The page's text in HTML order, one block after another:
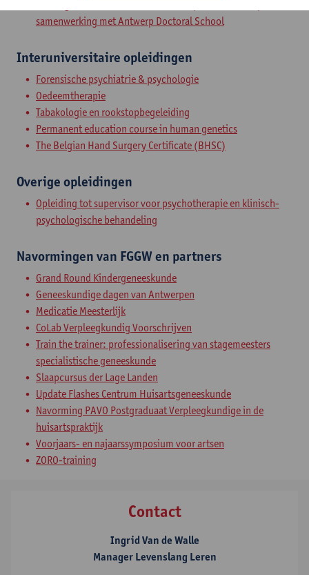
samenwerking met Antwerp Doctoral School
Interuniversitaire opleidingen
Forensische psychiatrie & psychologie
Oedeemtherapie
Tabakologie en rookstopbegeleiding
Permanent education course in human genetics
The Belgian Hand Surgery Certificate (BHSC)
Overige opleidingen
​Opleiding tot supervisor voor psychotherapie en klinisch-
psychologische behandeling
Navormingen van FGGW en partners
​Grand Round Kindergeneeskunde
Geneeskundige dagen van Antwerpen
Medicatie Meesterlijk
CoLab Verpleegkundig Voorschrijven
Train the trainer: professionalisering van stagemeesters
specialistische geneeskunde
Slaapcursus der Lage Landen
Update Flashes Centrum Huisartsgeneeskunde
Navorming PAVO Postgraduaat Verpleegkundige in de
huisartspraktijk
Voorjaars- en najaarssymposium voor artsen
ZORO-training
Contact
Ingrid Van de Walle
Manager Levenslang Leren